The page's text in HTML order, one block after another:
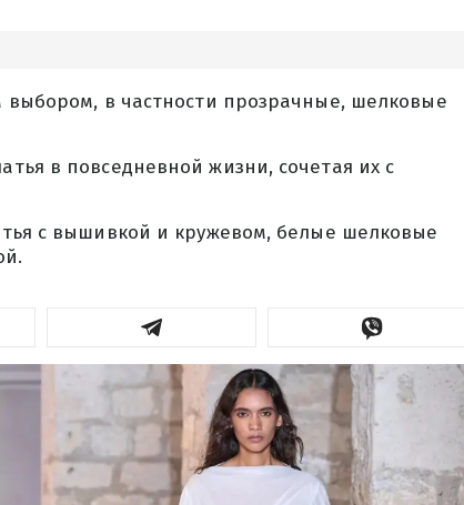
в частности прозрачные, шелковые
в повседневной жизни, сочетая их с
с вышивкой и кружевом, белые шелковые